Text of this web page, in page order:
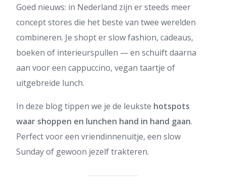
Goed nieuws: in Nederland zijn er steeds meer
concept stores die het beste van twee werelden
combineren. Je shopt er slow fashion, cadeaus,
boeken of interieurspullen — en schuift daarna
aan voor een cappuccino, vegan taartje of
uitgebreide lunch.
In deze blog tippen we je de leukste hotspots
waar shoppen en lunchen hand in hand gaan.
Perfect voor een vriendinnenuitje, een slow
Sunday of gewoon jezelf trakteren.